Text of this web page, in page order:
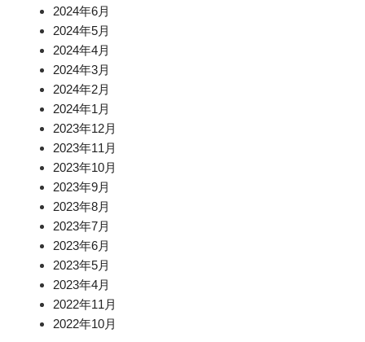
2024年6月
2024年5月
2024年4月
2024年3月
2024年2月
2024年1月
2023年12月
2023年11月
2023年10月
2023年9月
2023年8月
2023年7月
2023年6月
2023年5月
2023年4月
2022年11月
2022年10月